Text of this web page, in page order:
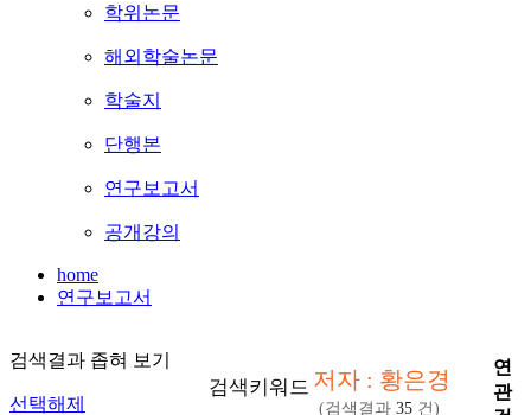
학위논문
해외학술논문
학술지
단행본
연구보고서
공개강의
home
연구보고서
검색결과 좁혀 보기
선택해제
검색키워드 저자 : 황은경
(검색결과 35 건)
연
관